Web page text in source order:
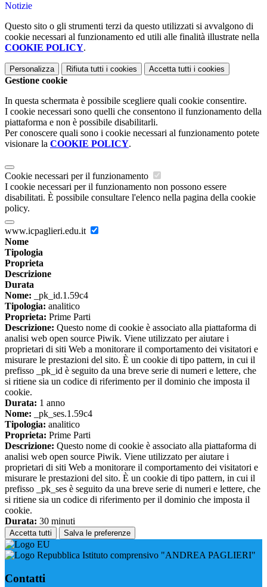
Notizie
Questo sito o gli strumenti terzi da questo utilizzati si avvalgono di
cookie necessari al funzionamento ed utili alle finalità illustrate nella
COOKIE POLICY.
Personalizza Rifiuta tutti i cookies Accetta tutti i cookies
Gestione cookie
In questa schermata è possibile scegliere quali cookie consentire.
I cookie necessari sono quelli che consentono il funzionamento della
piattaforma e non è possibile disabilitarli.
Per conoscere quali sono i cookie necessari al funzionamento potete
visionare la COOKIE POLICY.
Cookie necessari per il funzionamento
I cookie necessari per il funzionamento non possono essere
disabilitati. È possibile consultare l'elenco nella pagina della cookie
policy.
www.icpaglieri.edu.it
Nome
Tipologia
Proprieta
Descrizione
Durata
Nome: _pk_id.1.59c4
Tipologia: analitico
Proprieta: Prime Parti
Descrizione: Questo nome di cookie è associato alla piattaforma di
analisi web open source Piwik. Viene utilizzato per aiutare i
proprietari di siti Web a monitorare il comportamento dei visitatori e
misurare le prestazioni del sito. È un cookie di tipo pattern, in cui il
prefisso _pk_id è seguito da una breve serie di numeri e lettere, che
si ritiene sia un codice di riferimento per il dominio che imposta il
cookie.
Durata: 1 anno
Nome: _pk_ses.1.59c4
Tipologia: analitico
Proprieta: Prime Parti
Descrizione: Questo nome di cookie è associato alla piattaforma di
analisi web open source Piwik. Viene utilizzato per aiutare i
proprietari di siti Web a monitorare il comportamento dei visitatori e
misurare le prestazioni del sito. È un cookie di tipo pattern, in cui il
prefisso _pk_ses è seguito da una breve serie di numeri e lettere, che
si ritiene sia un codice di riferimento per il dominio che imposta il
cookie.
Durata: 30 minuti
Accetta tutti Salva le preferenze
Istituto comprensivo "ANDREA PAGLIERI"
Contatti